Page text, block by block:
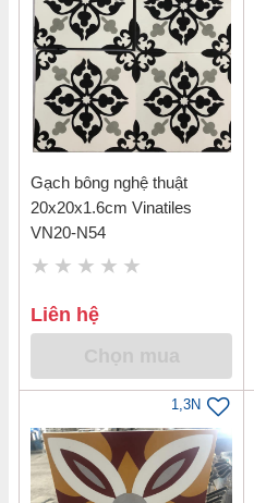
Gạch bông nghệ thuật
20x20x1.6cm Vinatiles
VN20-N54
Liên hệ
1,3N